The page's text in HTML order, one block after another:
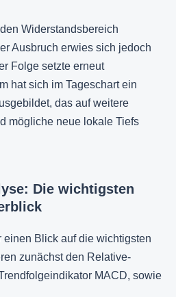
Widerstandsbereich
Ausbruch erwies sich jedoch
Folge setzte erneut
hat sich im Tageschart ein
das auf weitere
mögliche neue lokale Tiefs
Die wichtigsten
einen Blick auf die wichtigsten
zunächst den Relative-
MACD, sowie